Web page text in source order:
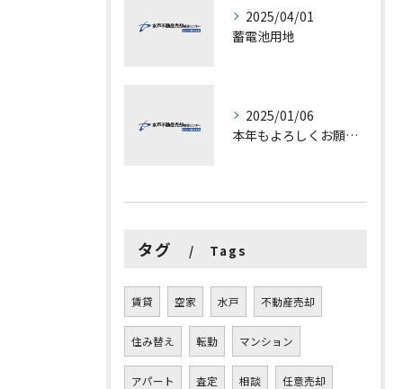
2025/04/01
蓄電池用地
2025/01/06
本年もよろしくお願いします。
タグ Tags
賃貸 空家 水戸 不動産売却
住み替え 転勤 マンション
アパート 査定 相談 任意売却